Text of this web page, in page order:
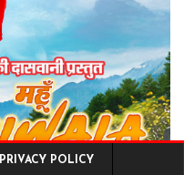
PRIVACY POLICY